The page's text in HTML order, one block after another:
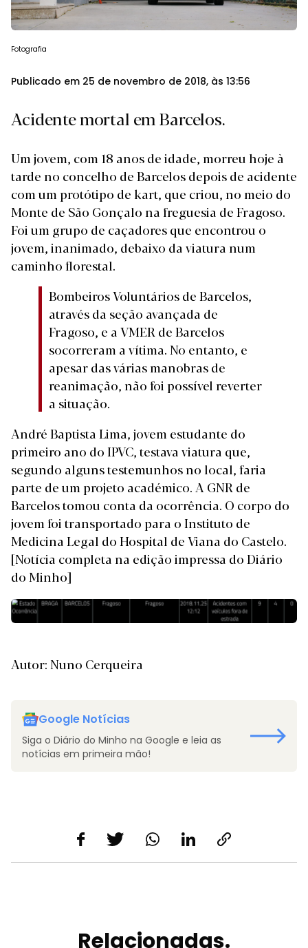
Fotografia
Publicado em 25 de novembro de 2018, às 13:56
Acidente mortal em Barcelos.
Um jovem, com 18 anos de idade, morreu hoje à
tarde no concelho de Barcelos depois de acidente
com um protótipo de kart, que criou, no meio do
Monte de São Gonçalo na freguesia de Fragoso.
Foi um grupo de caçadores que encontrou o
jovem, inanimado, debaixo da viatura num
caminho florestal.
Bombeiros Voluntários de Barcelos,
através da seção avançada de
Fragoso, e a VMER de Barcelos
socorreram a vítima. No entanto, e
apesar das várias manobras de
reanimação, não foi possível reverter
a situação.
André Baptista Lima, jovem estudante do
primeiro ano do IPVC, testava viatura que,
segundo alguns testemunhos no local, faria
parte de um projeto académico. A GNR de
Barcelos tomou conta da ocorrência. O corpo do
jovem foi transportado para o Instituto de
Medicina Legal do Hospital de Viana do Castelo.
[Notícia completa na edição impressa do Diário
do Minho]
Autor: Nuno Cerqueira
Google Notícias
Siga o Diário do Minho na Google e leia as
notícias em primeira mão!
Relacionadas.